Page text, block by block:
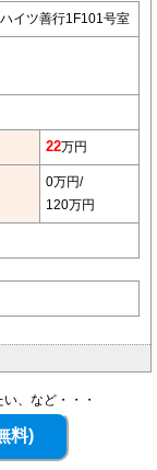
イツ善行1F101号室
22万円
0万円/
120万円
、など・・・